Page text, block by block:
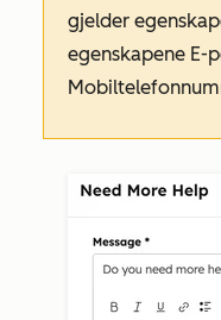
gjelder
egenskapene E-